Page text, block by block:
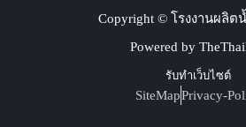
Copyright © โรงงานผลิต
Powered by
รับทำเว็บไซต์
SiteMapPrivacy-